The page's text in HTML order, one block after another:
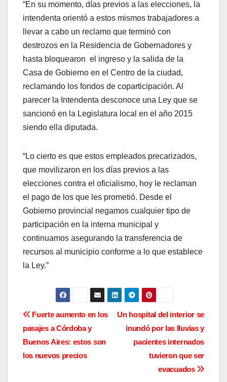
“En su momento, días previos a las elecciones, la
intendenta orientó a estos mismos trabajadores a
llevar a cabo un reclamo que terminó con
destrozos en la Residencia de Gobernadores y
hasta bloquearon el ingreso y la salida de la
Casa de Gobierno en el Centro de la ciudad,
reclamando los fondos de coparticipación. Al
parecer la Intendenta desconoce una Ley que se
sancionó en la Legislatura local en el año 2015
siendo ella diputada.
“Lo cierto es que estos empleados precarizados,
que movilizaron en los días previos a las
elecciones contra el oficialismo, hoy le reclaman
el pago de los que les prometió. Desde el
Gobierno provincial negamos cualquier tipo de
participación en la interna municipal y
continuamos asegurando la transferencia de
recursos al municipio conforme a lo que establece
la Ley.”
N
a
v
Un hospital del interior se
inundó por las lluvias y
pacientes internados
tuvieron que ser
evacuados
Fuerte aumento en los
pasajes a Córdoba y
Buenos Aires: estos son
los nuevos precios